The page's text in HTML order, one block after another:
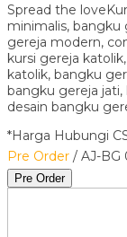
Spread the
minimalis, bangku
gereja modern,
kursi gereja
katolik, bangku
bangku gereja
desain bangku
*Harga Hubungi
Pre Order / AJ-BG
Pre Order